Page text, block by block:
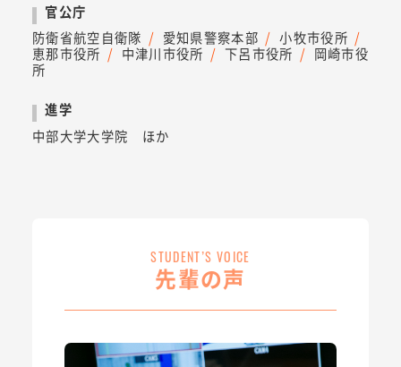
官公庁
防衛省航空自衛隊
愛知県警察本部
小牧市役所
恵那市役所
中津川市役所 下呂市役所
岡崎市役
所
進学
中部大学大学院 ほか
STUDENT’S VOICE
先輩の声